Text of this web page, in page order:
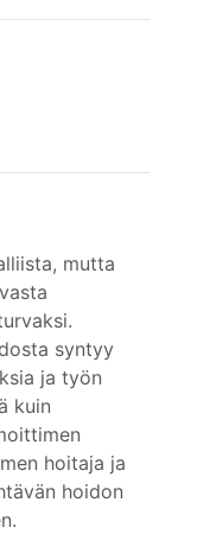
mutta
syntyy
ja työn
kuin
hoitaja ja
hoidon